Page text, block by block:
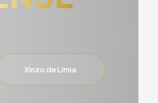
Xinzo de Limia